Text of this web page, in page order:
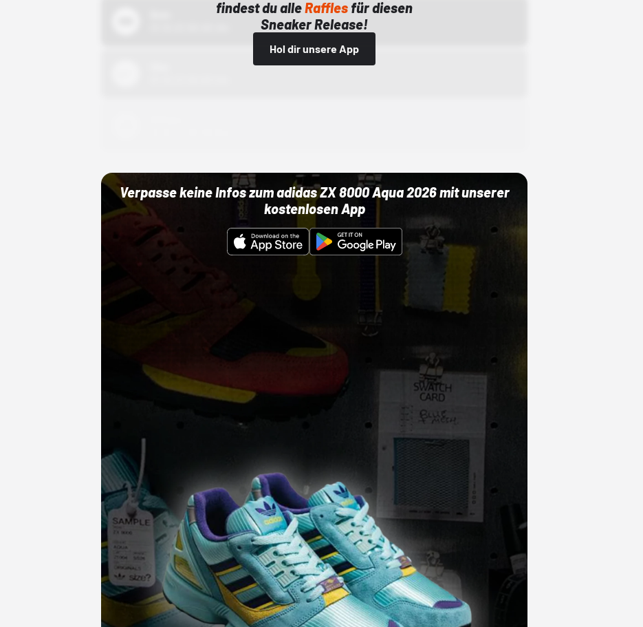
findest du alleRaffles für diesen
Sneaker Release!
Hol dir unsere App
Verpasse keine Infos zum adidas ZX 8000 Aqua 2026 mit unserer
kostenlosen App